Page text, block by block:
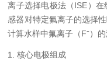
离子选择电极法（ISE）
感器对特定氟离子的选择
计算水样中氟离子（F⁻）
1. 核心电极组成